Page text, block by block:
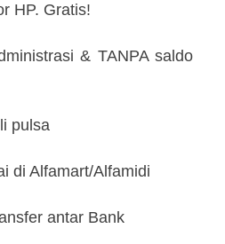
HP. Gratis!
& TANPA saldo
pulsa
di Alfamart/Alfamidi
antar Bank